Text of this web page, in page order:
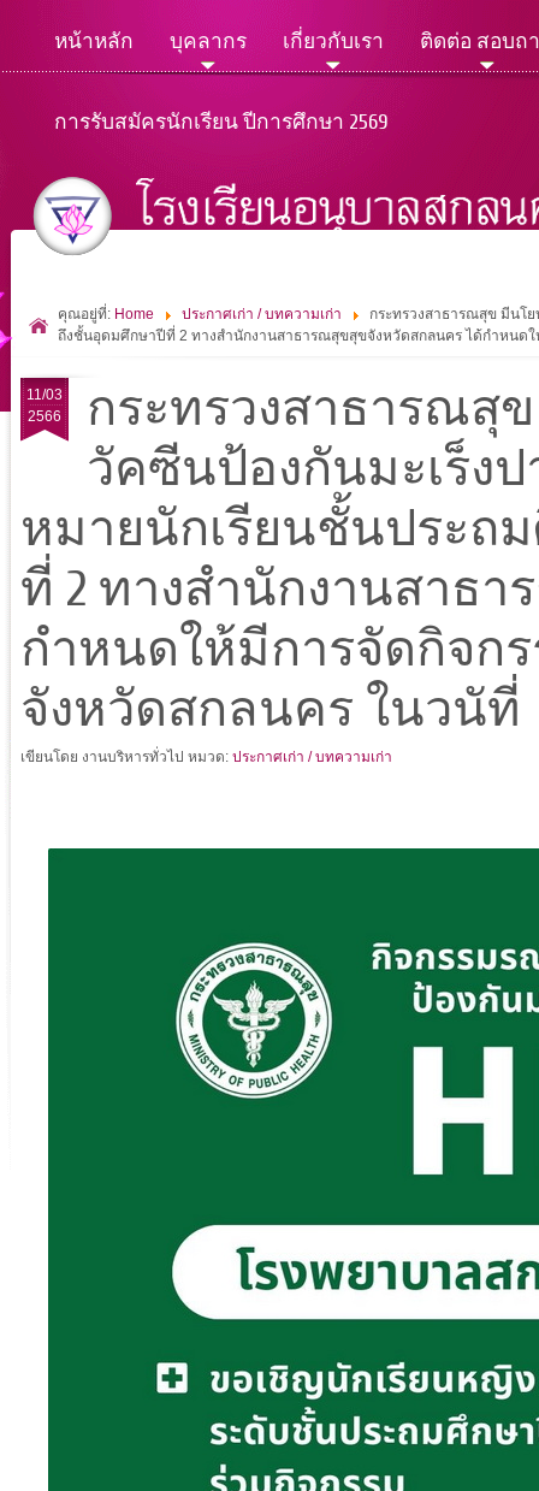
หน้าหลัก บุคลากร เกี่ยวกับเรา ติดต่อ สอบถ
การรับสมัครนักเรียน ปีการศึกษา 2569
คุณอยู่ที่: Home ประกาศเก่า / บทความเก่า
กระทรวงสาธารณสุข มีนโ
ถึงชั้นอุดมศึกษาปีที่ 2 ทางสำนักงานสาธารณสุขสุขจังหวัดสกลนคร ได้กำหนด
11/03
2566
กระทรวงสาธารณสุ
วัคซีนป้องกันมะเร็งป
หมายนักเรียนชั้นประถ
ที่ 2 ทางสำนักงานสาธ
กำหนดให้มีการจัดกิจกร
จังหวัดสกลนคร ในวนัที่
เขียนโดย งานบริหารทั่วไป หมวด: ประกาศเก่า / บทความเก่า